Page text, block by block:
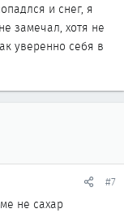
и снег, я
замечал, хотя не
уверенно себя в
#7
не сахар